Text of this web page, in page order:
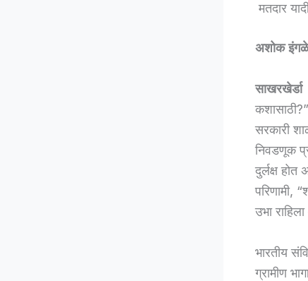
मतदार
अशोक इंगळे
सरकारी
निवडणूक
दुर्लक्ष
परिणामी,
उभा
भारतीय
ग्रामीण